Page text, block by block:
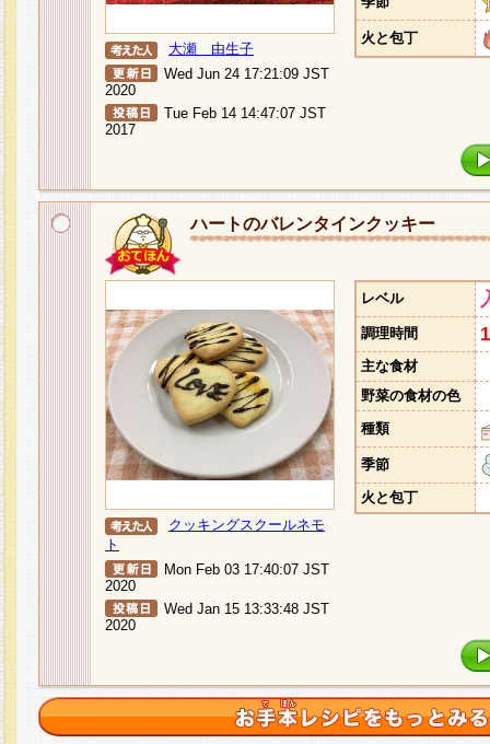
大瀬 由生子
Wed Jun 24 17:21:09 JST
2020
Tue Feb 14 14:47:07 JST
2017
火と包丁
ハートのバレンタインクッキー
クッキングスクールネモ
ト
Mon Feb 03 17:40:07 JST
2020
Wed Jan 15 13:33:48 JST
2020
レベル
調理時間
主な食材
野菜の食材の色
種類
季節
火と包丁